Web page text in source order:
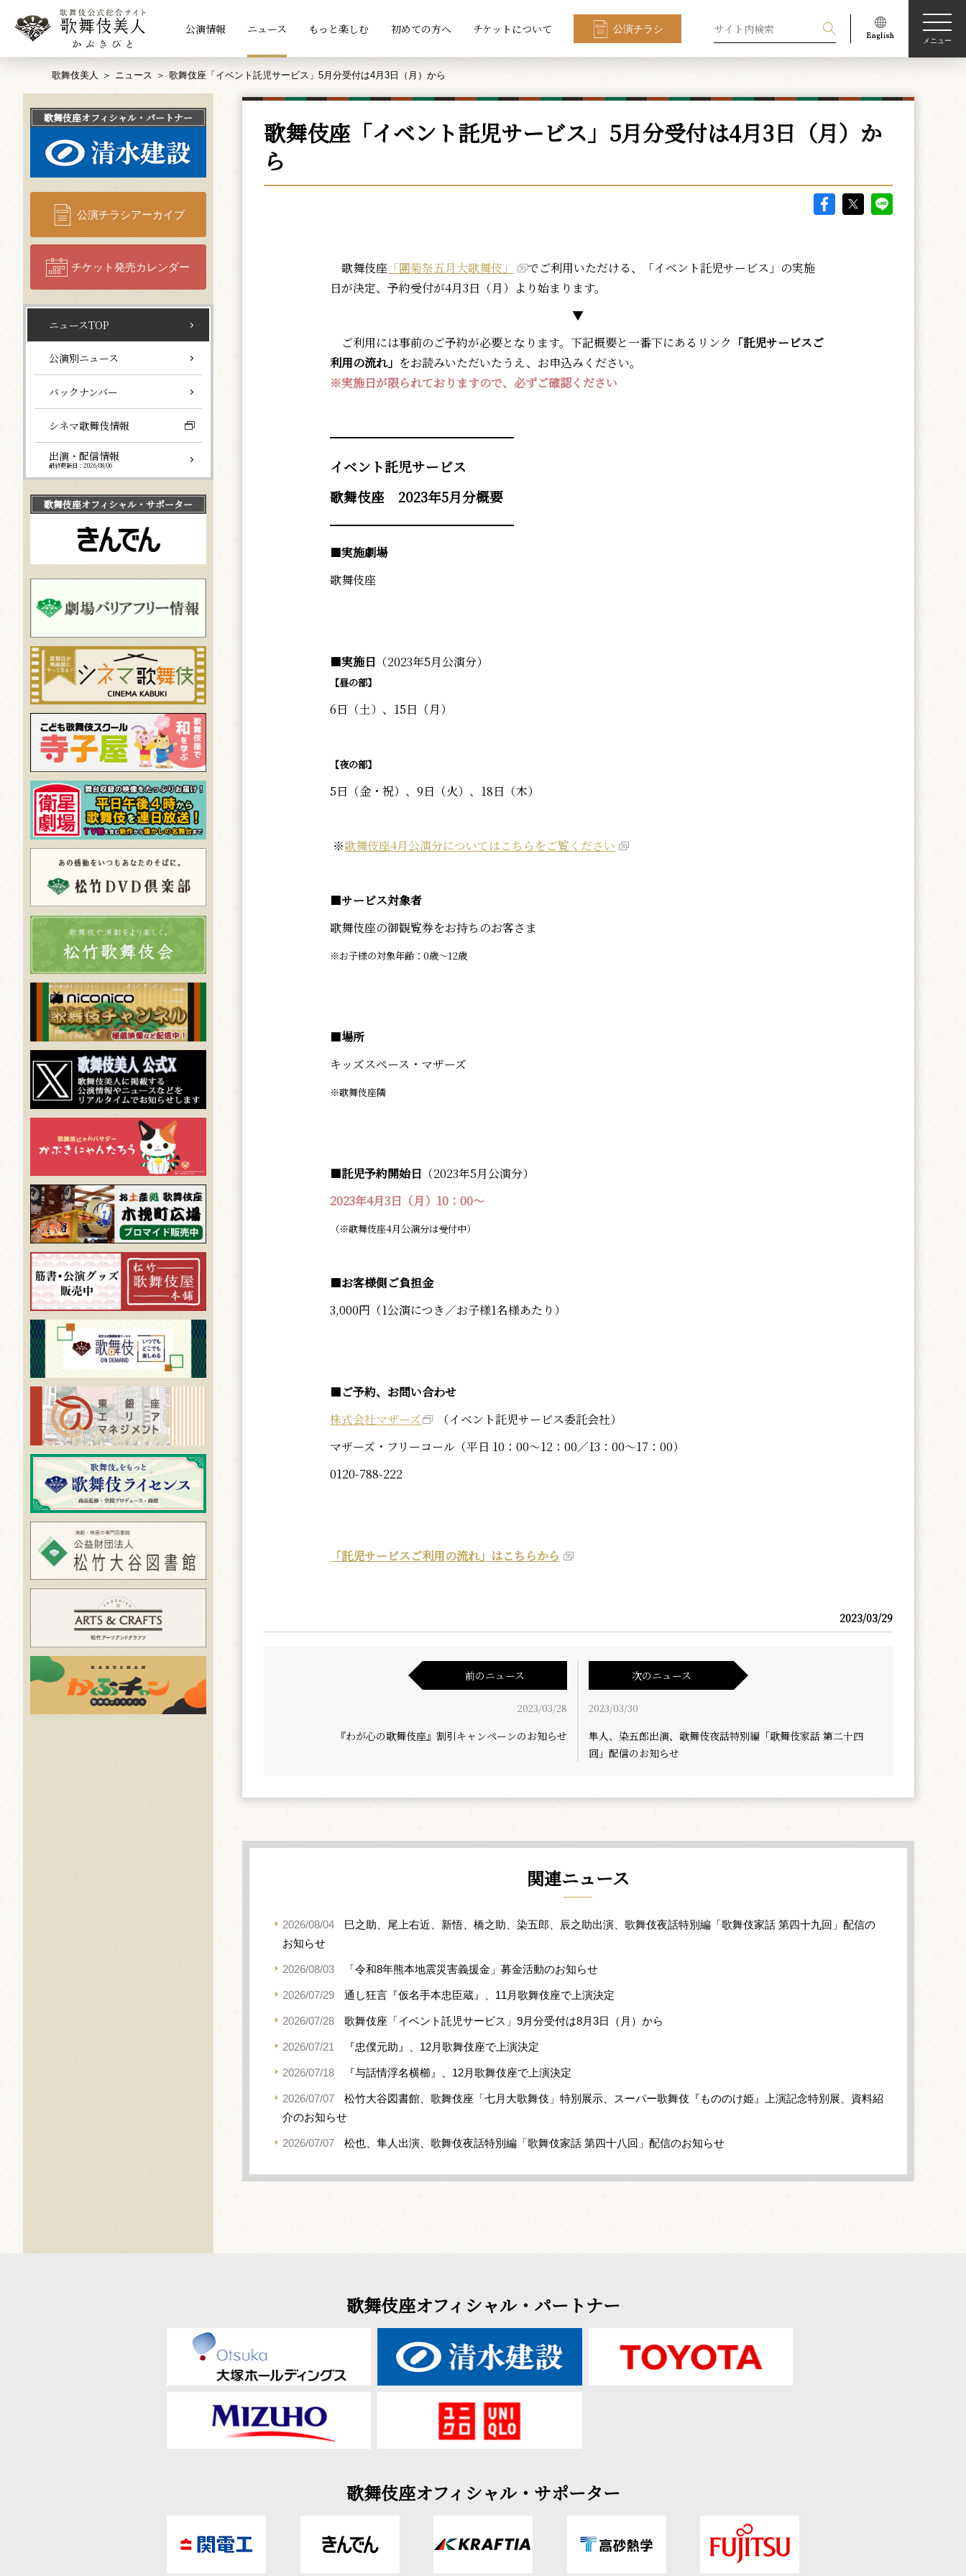
公演情報 ニュース もっと楽しむ 初めての方へ チケットについて 公演チラシ
メニュー
歌舞伎美人 ニュース 歌舞伎座「イベント託児サービス」5月分受付は4月3日（月）から
歌舞伎座「イベント託児サービス」5月分受付は4月3日（月）か
ら
歌舞伎座 「團菊祭五月大歌舞伎」
でご利用いただける、「イベント託児サービス」の実施
日が決定、予約受付が4月3日（月）より始まります。
▼
ご利用には事前のご予約が必要となります。下記概要と一番下にあるリンク 「託児サービスご
利用の流れ」 をお読みいただいたうえ、お申込みください。
※実施日が限られておりますので、必ずご確認ください
━━━━━━━━━━━━━━━━
イベント託児サービス
歌舞伎座 2023年5月分概要
━━━━━━━━━━━━━━━━
■実施劇場
歌舞伎座
■実施日 （2023年5月公演分）
【昼の部】
6日（土）、15日（月）
【夜の部】
5日（金・祝）、9日（火）、18日（木）
※歌舞伎座4月公演分についてはこちらをご覧ください
■サービス対象者
歌舞伎座の御観覧券をお持ちのお客さま
※お子様の対象年齢：0歳～12歳
■場所
キッズスペース・マザーズ
※歌舞伎座隣
■託児予約開始日 （2023年5月公演分）
2023年4月3日（月）10：00～
（※歌舞伎座4月公演分は受付中）
■お客様側ご負担金
3,000円（1公演につき／お子様1名様あたり）
■ご予約、お問い合わせ
株式会社マザーズ
（イベント託児サービス委託会社）
マザーズ・フリーコール（平日 10：00～12：00／13：00～17：00）
0120-788-222
「託児サービスご利用の流れ」はこちらから
2023/03/29
前のニュース
2023/03/28
『わが心の歌舞伎座』割引キャンペーンのお知らせ
次のニュース
2023/03/30
隼人、染五郎出演、歌舞伎夜話特別編「歌舞伎家話 第二十四
回」配信のお知らせ
関連ニュース
2026/08/04
巳之助、尾上右近、新悟、橋之助、染五郎、辰之助出演、歌舞伎夜話特別編「歌舞伎家話 第四十九回」配信の
お知らせ
2026/08/03 「令和8年熊本地震災害義援金」募金活動のお知らせ
2026/07/29 通し狂言『仮名手本忠臣蔵』、11月歌舞伎座で上演決定
2026/07/28 歌舞伎座「イベント託児サービス」9月分受付は8月3日（月）から
2026/07/21 『忠僕元助』、12月歌舞伎座で上演決定
2026/07/18 『与話情浮名横櫛』、12月歌舞伎座で上演決定
2026/07/07
松竹大谷図書館、歌舞伎座「七月大歌舞伎」特別展示、スーパー歌舞伎『もののけ姫』上演記念特別展、資料紹
介のお知らせ
2026/07/07 松也、隼人出演、歌舞伎夜話特別編「歌舞伎家話 第四十八回」配信のお知らせ
歌舞伎座オフィシャル・パートナー
公演チラシアーカイブ
チケット発売カレンダー
ニュースTOP
公演別ニュース
バックナンバー
シネマ歌舞伎情報
出演・配信情報
最終更新日：2026/08/06
歌舞伎座オフィシャル・サポーター
歌舞伎座オフィシャル・パートナー
歌舞伎座オフィシャル・サポーター